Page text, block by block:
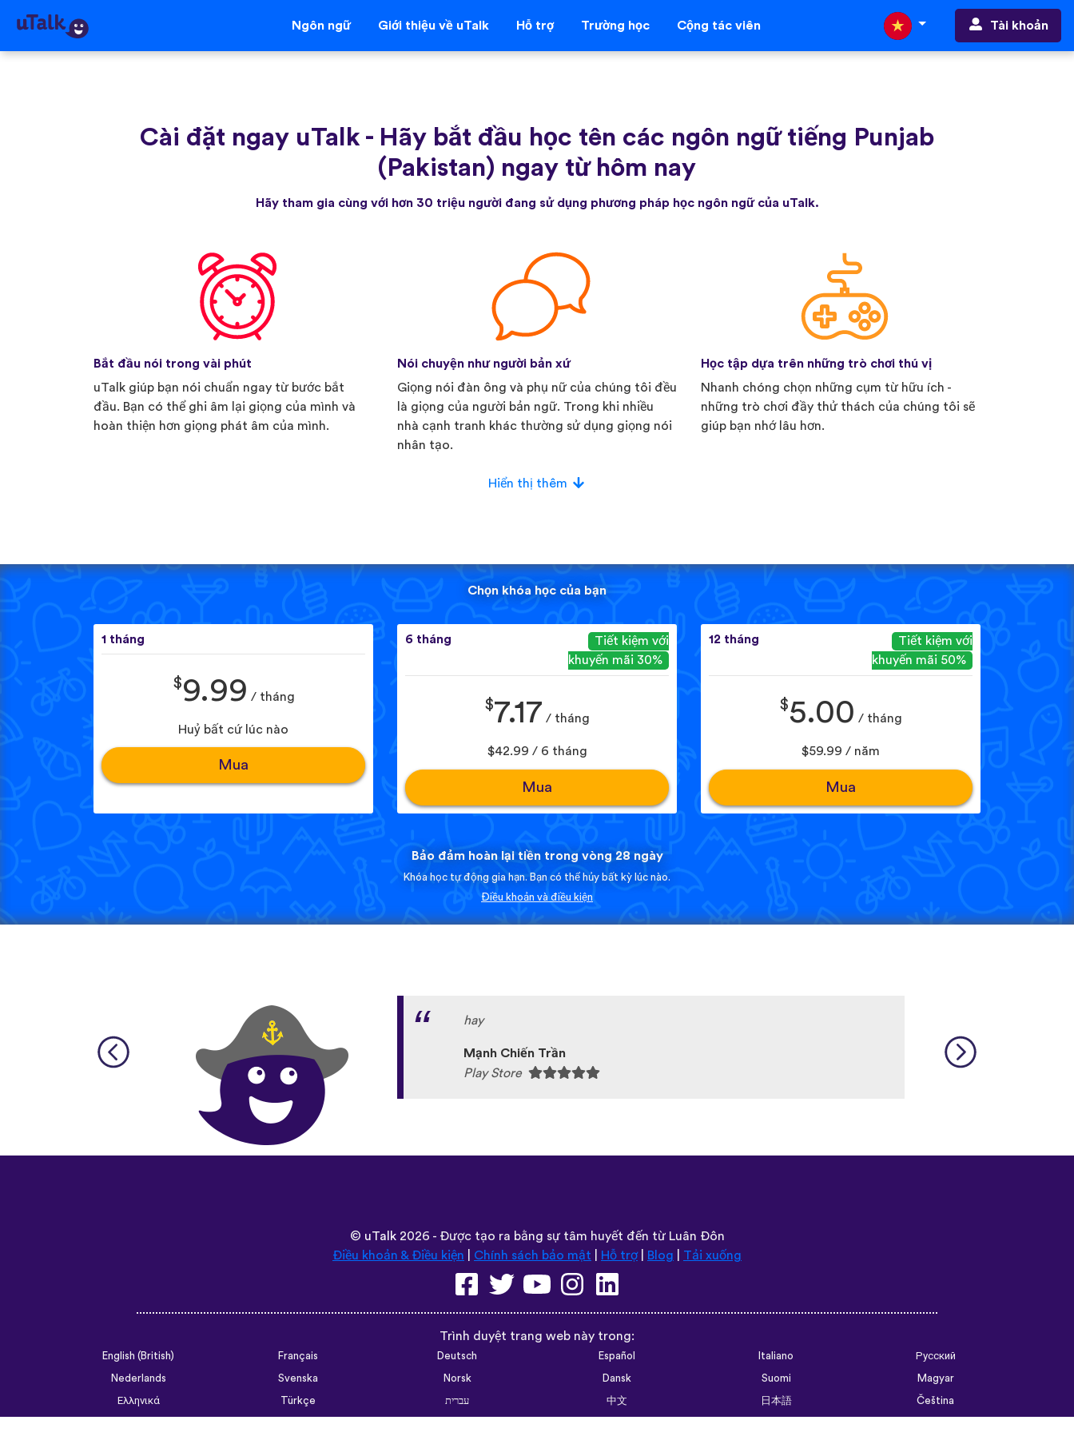
Ngôn ngữ Giới thiệu về uTalk Hỗ trợ Trường học Cộng tác viên Tài khoản
Cài đặt ngay uTalk - Hãy bắt đầu học tên các ngôn ngữ tiếng Punjab
(Pakistan) ngay từ hôm nay
Hãy tham gia cùng với hơn 30 triệu người đang sử dụng phương pháp học ngôn ngữ của uTalk.
Bắt đầu nói trong vài phút
uTalk giúp bạn nói chuẩn ngay từ bước bắt
đầu. Bạn có thể ghi âm lại giọng của mình và
hoàn thiện hơn giọng phát âm của mình.
Nói chuyện như người bản xứ
Giọng nói đàn ông và phụ nữ của chúng tôi đều
là giọng của người bản ngữ. Trong khi nhiều
nhà cạnh tranh khác thường sử dụng giọng nói
nhân tạo.
Học tập dựa trên những trò chơi thú vị
Nhanh chóng chọn những cụm từ hữu ích -
những trò chơi đầy thử thách của chúng tôi sẽ
giúp bạn nhớ lâu hơn.
Hiển thị thêm
Chọn khóa học của bạn
1 tháng
$9.99 / tháng
Huỷ bất cứ lúc nào
Mua
6 tháng
Tiết kiệm với
khuyến mãi 30%
$7.17 / tháng
$42.99 / 6 tháng
Mua
12 tháng
Tiết kiệm với
khuyến mãi 50%
$5.00 / tháng
$59.99 / năm
Mua
Bảo đảm hoàn lại tiền trong vòng 28 ngày
Khóa học tự động gia hạn. Bạn có thể hủy bất kỳ lúc nào.
Điều khoản và điều kiện
hay
Mạnh Chiến Trần
Play Store
© uTalk2026 - Được tạo ra bằng sự tâm huyết đến từ Luân Đôn
Điều khoản & Điều kiện
Chính sách bảo mật Hỗ trợ| Blog Tải xuống
Trình duyệt trang web này trong:
English (British) Français Deutsch Español Italiano
Русский
Nederlands
Svenska Norsk Dansk Suomi
Magyar
Ελληνικά
Türkçe עברית 中文 日本語
Čeština